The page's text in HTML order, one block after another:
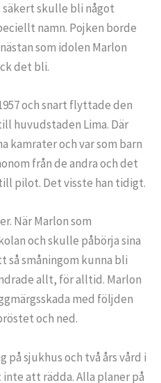
skulle bli något
namn. Pojken borde
som idolen Marlon
det bli.
och snart flyttade den
huvudstaden Lima. Där
kamrater och var som barn
från de andra och det
pilot. Det visste han tidigt.
När Marlon som
och skulle påbörja sina
småningom kunna bli
allt, för alltid. Marlon
med följden
och ned.
sjukhus och två års vård i
att rädda. Alla planer på